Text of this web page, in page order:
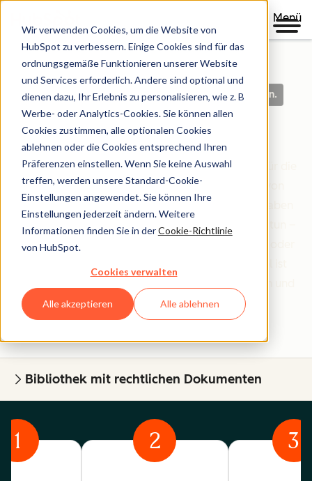
Wir verwenden Cookies, um die Website von
HubSpot zu verbessern. Einige Cookies sind für das
ordnungsgemäße Funktionieren unserer Website
und Services erforderlich. Andere sind optional und
dienen dazu, Ihr Erlebnis zu personalisieren, wie z. B
Werbe- oder Analytics-Cookies. Sie können allen
Cookies zustimmen, alle optionalen Cookies
ablehnen oder die Cookies entsprechend Ihren
Präferenzen einstellen. Wenn Sie keine Auswahl
treffen, werden unsere Standard-Cookie-
Einstellungen angewendet. Sie können Ihre
Einstellungen jederzeit ändern. Weitere
Informationen finden Sie in derCookie-Richtlinie
von HubSpot.
Cookies verwalten
Alle akzeptieren Alle ablehnen
Menü
Klare Richtlinien. Auf der Grundlage von Vertrauen.
Legal Center
Das Legal Center ist Ihre umfassende Ressource für die
Bedingungen, Richtlinien und Vereinbarungen von
HubSpot, die Ihre Beziehung zu uns regeln. Wir haben
alles danach organisiert, wer Sie sind und was Sie tun –
egal ob Sie Kundin oder Kunde sind, Partner sind oder
leicht verständlich zu machen.
Bibliothek mit rechtlichen Dokumenten
1 2 3